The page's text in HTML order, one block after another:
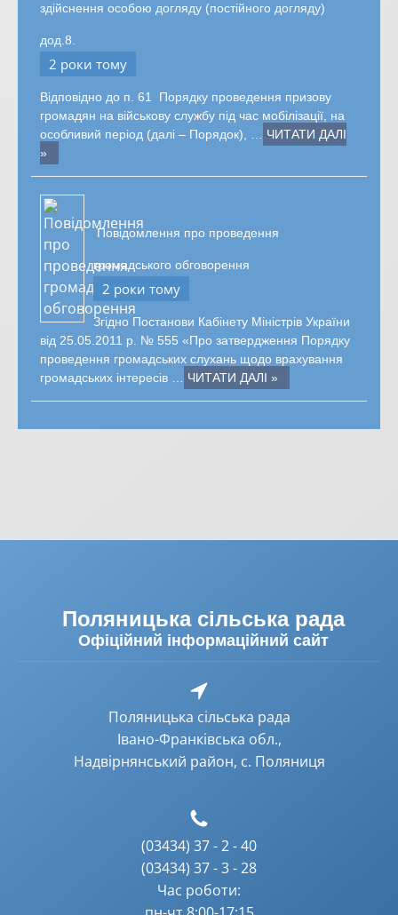
здійснення особою догляду (постійного догляду)
дод.8.
2 роки тому
Відповідно до п. 61 Порядку проведення призову
громадян на військову службу під час мобілізації, на
особливий період (далі – Порядок), … ЧИТАТИ ДАЛІ
»
Повідомлення про проведення
громадського обговорення
2 роки тому
Згідно Постанови Кабінету Міністрів України
від 25.05.2011 р. № 555 «Про затвердження Порядку
проведення громадських слухань щодо врахування
громадських інтересів … ЧИТАТИ ДАЛІ »
Поляницька сільська рада
Офіційний інформаційний сайт
Поляницька сільська рада
Івано-Франківська обл.,
Надвірнянський район, с. Поляниця
(03434) 37 - 2 - 40
(03434) 37 - 3 - 28
Час роботи: